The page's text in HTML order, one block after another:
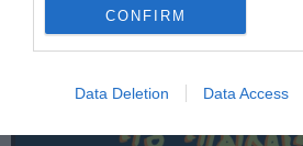
CONFIRM
Data Deletion Data Access
Επικοινωνία